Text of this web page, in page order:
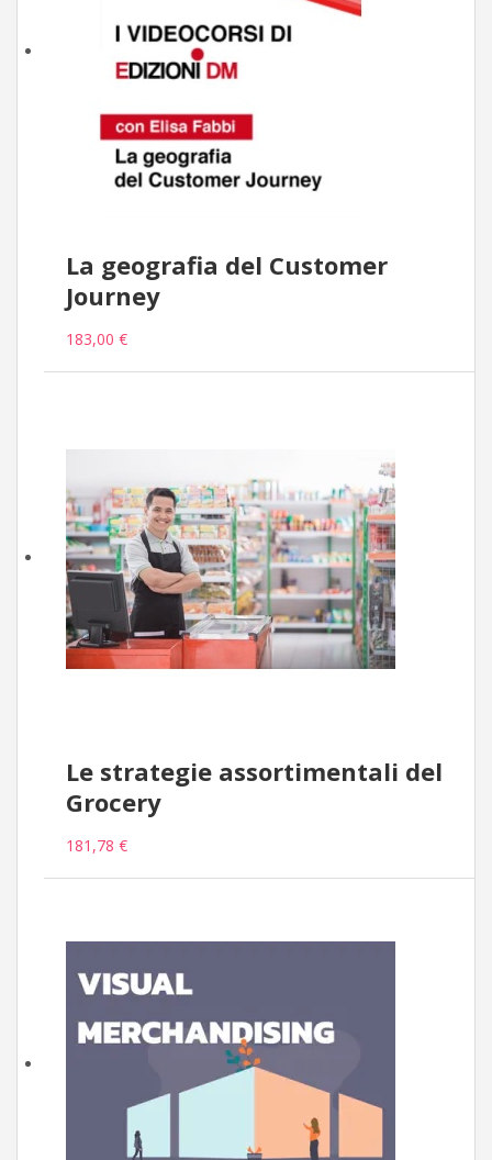
La geografia del Customer
Journey
183,00 €
Le strategie assortimentali del
Grocery
181,78 €